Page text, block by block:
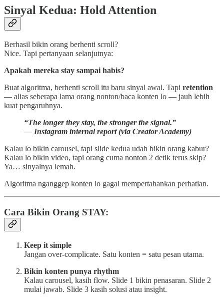
Sinyal Kedua: Hold Attention
Berhasil bikin orang berhenti scroll?
Nice. Tapi pertanyaan selanjutnya:
Apakah mereka stay sampai habis?
Buat algoritma, berhenti scroll itu baru sinyal awal. Tapi retention
— alias seberapa lama orang nonton/baca konten lo — jauh lebih
kuat pengaruhnya.
“The longer they stay, the stronger the signal.”
— Instagram internal report (via Creator Academy)
Kalau lo bikin carousel, tapi slide kedua udah bikin orang kabur?
Kalau lo bikin video, tapi orang cuma nonton 2 detik terus skip?
Ya… sinyalnya lemah.
Algoritma nganggep konten lo gagal mempertahankan perhatian.
Cara Bikin Orang STAY:
Keep it simple
Jangan over-complicate. Satu konten = satu pesan utama.
Bikin konten punya rhythm
Kalau carousel, kasih flow. Slide 1 bikin penasaran. Slide 2
mulai jawab. Slide 3 kasih solusi atau insight.